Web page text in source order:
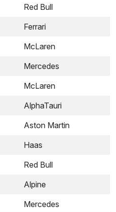
Red Bull
Ferrari
McLaren
Mercedes
McLaren
AlphaTauri
Aston Martin
Haas
Red Bull
Alpine
Mercedes